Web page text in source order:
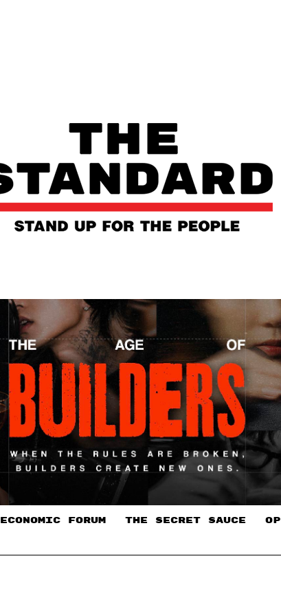
ECONOMIC FORUM THE SECRET SAUCE​